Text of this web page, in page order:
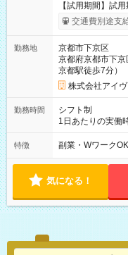
【試用期間】試
交通費別途支
勤務地
京都市下京区
京都府京都市下
京都駅徒歩7分）
株式会社アイ
勤務時間
シフト制
1日あたりの実働
16:30 【火木】：8:45～19:00 週3
勤務OK ※月1回～2回程度、日曜日出勤をお願いします。 ※時間
ん。
特徴 副業・WワークOK
気になる！